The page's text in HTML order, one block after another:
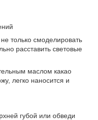
только смоделировать
расставить световые
маслом какао
легко наносится и
губой или обведи